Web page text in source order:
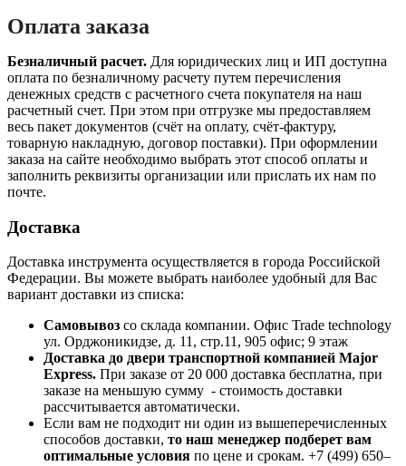
Оплата заказа
Безналичный расчет. Для юридических лиц и ИП доступна
оплата по безналичному расчету путем перечисления
денежных средств с расчетного счета покупателя на наш
расчетный счет. При этом при отгрузке мы предоставляем
весь пакет документов (счёт на оплату, счёт-фактуру,
товарную накладную, договор поставки). При оформлении
заказа на сайте необходимо выбрать этот способ оплаты и
заполнить реквизиты организации или прислать их нам по
почте.
Доставка
Доставка инструмента осуществляется в города Российской
Федерации. Вы можете выбрать наиболее удобный для Вас
вариант доставки из списка:
Самовывоз со склада компании. Офис Trade technology
ул. Орджоникидзе, д. 11, стр.11, 905 офис; 9 этаж
Доставка до двери транспортной компанией Major
Express. При заказе от 20 000 доставка бесплатна, при
заказе на меньшую сумму - стоимость доставки
рассчитывается автоматически.
Если вам не подходит ни один из вышеперечисленных
способов доставки, то наш менеджер подберет вам
оптимальные условия по цене и срокам. +7 (499) 650‒